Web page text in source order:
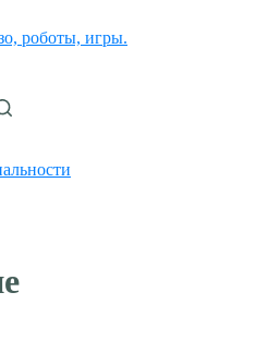
роботы, игры.